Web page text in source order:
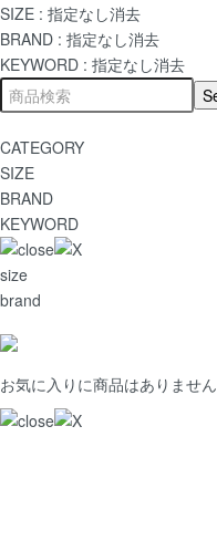
SIZE : 指定なし消去
BRAND : 指定なし消去
KEYWORD : 指定なし消去
CATEGORY
SIZE
BRAND
KEYWORD
size
brand
お気に入りに商品はありません